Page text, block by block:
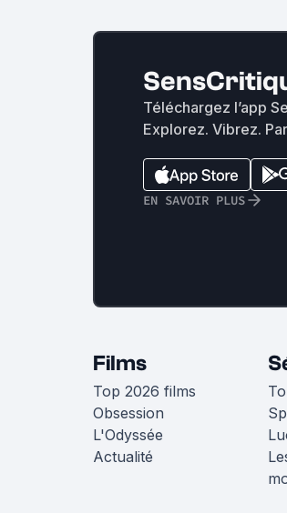
Téléchargez l’app
Explorez. Vibrez.
EN SAVOIR PLUS
Films
Top 2026 films
Obsession
L'Odyssée
Actualité